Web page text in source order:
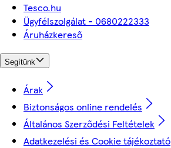
Tesco.hu
Ügyfélszolgálat - 0680222333
Áruházkereső
Segítünk
Árak
Biztonságos online rendelés
Általános Szerződési Feltételek
Adatkezelési és Cookie tájékoztató